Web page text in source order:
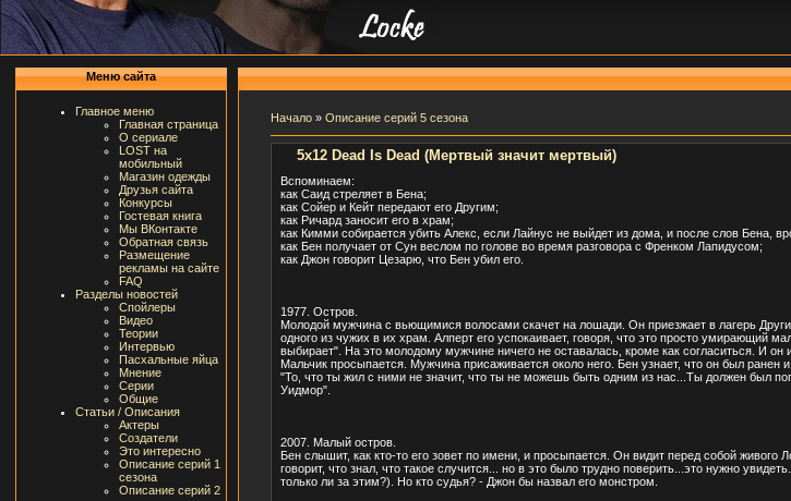
Меню сайта
Главное меню
Главная страница
О сериале
LOST на
мобильный
Магазин одежды
Друзья сайта
Конкурсы
Гостевая книга
Мы ВКонтакте
Обратная связь
Размещение
рекламы на сайте
FAQ
Разделы новостей
Спойлеры
Видео
Теории
Интервью
Пасхальные яйца
Мнение
Серии
Общие
Статьи / Описания
Актеры
Создатели
Это интересно
Описание серий 1
сезона
Описание серий 2
Начало» Описание серий 5 сезона
5x12 Dead Is Dead (Мертвый значит мертвый)
Вспоминаем:
как Саид стреляет в Бена;
как Сойер и Кейт передают его Другим;
как Ричард заносит его в храм;
как Кимми собирается убить Алекс, если Лайнус не выйдет из дома, и после слов Бена,
как Бен получает от Сун веслом по голове во время разговора с Френком Лапидусом;
как Джон говорит Цезарю, что Бен убил его.
1977. Остров.
Молодой мужчина с вьющимися волосами скачет на лошади. Он приезжает в лагерь
одного из чужих в их храм. Алперт его успокаивает, говоря, что это просто умирающий
выбирает". На это молодому мужчине ничего не оставалась, кроме как согласиться. И он
Мальчик просыпается. Мужчина присаживается около него. Бен узнает, что он был ранен
"То, что ты жил с ними не значит, что ты не можешь быть одним из нас...Ты должен был
Уидмор".
2007. Малый остров.
Бен слышит, как кто-то его зовет по имени, и просыпается. Он видит перед собой
говорит, что знал, что такое случится... но в это было трудно поверить...это нужно
только ли за этим?). Но кто судья? - Джон бы назвал его монстром.